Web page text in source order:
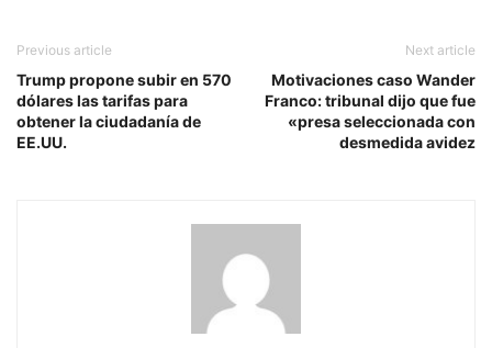
Previous article
Trump propone subir en 570
dólares las tarifas para
obtener la ciudadanía de
EE.UU.
Next article
Motivaciones caso Wander
Franco: tribunal dijo que fue
«presa seleccionada con
desmedida avidez